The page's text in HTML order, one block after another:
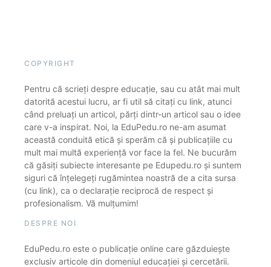
COPYRIGHT
Pentru că scrieți despre educație, sau cu atât mai mult
datorită acestui lucru, ar fi util să citați cu link, atunci
când preluați un articol, părți dintr-un articol sau o idee
care v-a inspirat. Noi, la EduPedu.ro ne-am asumat
această conduită etică și sperăm că și publicațiile cu
mult mai multă experiență vor face la fel. Ne bucurăm
că găsiți subiecte interesante pe Edupedu.ro și suntem
siguri că înțelegeți rugămintea noastră de a cita sursa
(cu link), ca o declarație reciprocă de respect și
profesionalism. Vă mulțumim!
DESPRE NOI
EduPedu.ro este o publicație online care găzduiește
exclusiv articole din domeniul educației și cercetării.